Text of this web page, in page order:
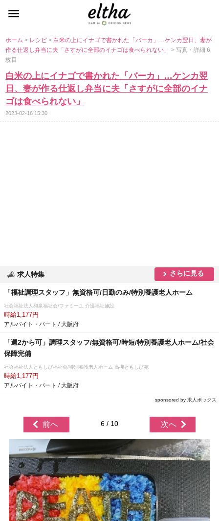
ホーム> レシピ> 白米の上にイナゴで書かれた「バーカ」…ケンカ翌日、妻が
作る仕返し弁当に夫「さすがに全部のイナゴは食べられない」> 写真・詳細 6
枚目
白米の上にイナゴで書かれた「バーカ」…ケンカ翌
日、妻が作る仕返し弁当に夫「さすがに全部のイナ
ゴは食べられない」
2023-02-16 15:30
求人特集 さらに見る
「福祉調理スタッフ」無資格可/日勤のみ/特別養護老人ホーム
社会福祉法人和泉福祉会/ファミーユ 介護福祉施設
時給1,177円
アルバイト・パート / 大阪府
「週2から可」調理スタッフ/無資格可/時短/特別養護老人ホーム/社会
保障完備
社会福祉法人ともしび福祉会/特別養護老人ホーム 高槻ともしび苑
時給1,177円
アルバイト・パート / 大阪府
sponsored by 求人ボックス
前へ 6 / 10 次へ